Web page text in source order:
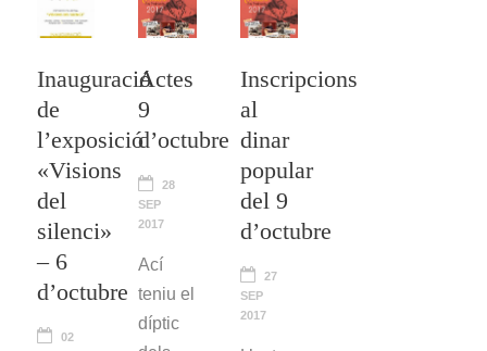
Inauguració
de
l’exposició
«Visions
del
silenci»
– 6
d’octubre
02
Actes
9
d’octubre
28
SEP
2017
Ací
teniu el
díptic
Inscripcions
al
dinar
popular
del 9
d’octubre
27
SEP
2017